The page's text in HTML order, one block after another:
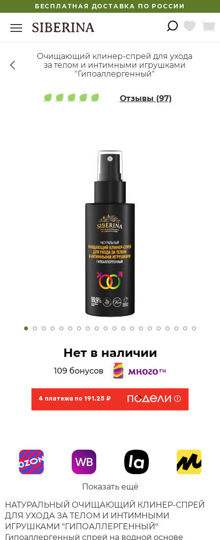
БЕСПЛАТНАЯ ДОСТАВКА ПО РОССИИ
Очищающий клинер-спрей для ухода
за телом и интимными игрушками
"Гипоаллергенный"
Отзывы (97)
Нет в наличии
109 бонусов
4 платежа по 191.25 ₽
Показать ещё
НАТУРАЛЬНЫЙ ОЧИЩАЮЩИЙ КЛИНЕР-СПРЕЙ
ДЛЯ УХОДА ЗА ТЕЛОМ И ИНТИМНЫМИ
ИГРУШКАМИ "ГИПОАЛЛЕРГЕННЫЙ"
Гипоаллергенный спрей на водной основе